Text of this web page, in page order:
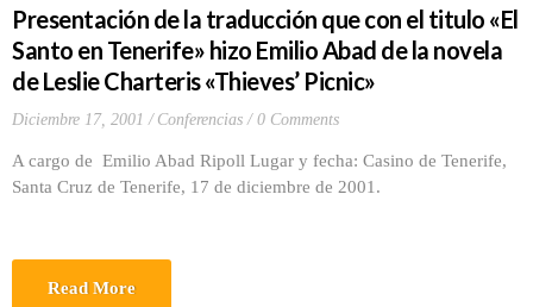
Presentación de la traducción que con el titulo «El
Santo en Tenerife» hizo Emilio Abad de la novela
de Leslie Charteris «Thieves’ Picnic»
Diciembre 17, 2001 Conferencias 0 Comments
A cargo de Emilio Abad Ripoll Lugar y fecha: Casino de Tenerife,
Santa Cruz de Tenerife, 17 de diciembre de 2001.
Read More